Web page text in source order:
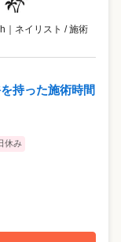
｜ ネイリスト / 施術
持った施術時間
休み